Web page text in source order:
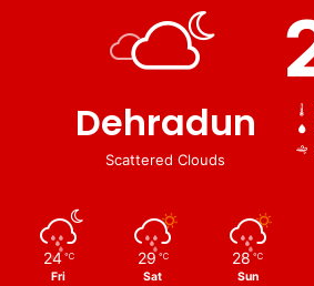
Dehradun
Scattered Clouds
24 ℃
Fri
29 ℃
Sat
28 ℃
Sun